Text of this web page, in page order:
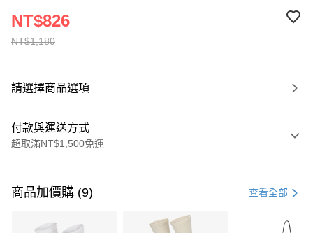
NT$1,180
NT$826
請選擇商品選項
付款與運送方式
超取滿NT$1,500免運
信用卡一次付款
商品加價購 (9) 查看全部